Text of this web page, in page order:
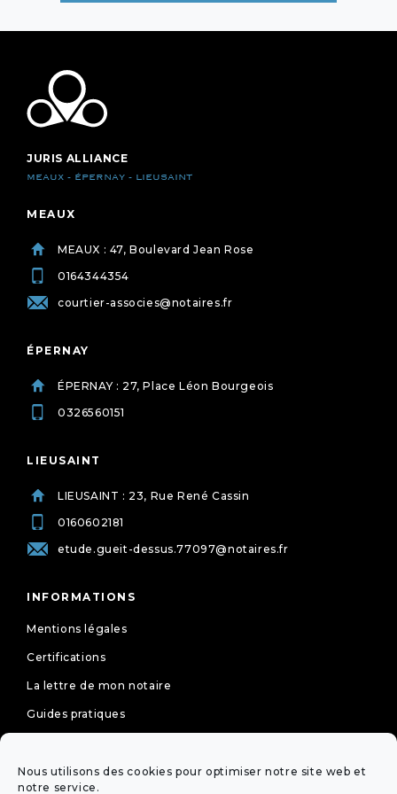
Nous utilisons des cookies pour optimiser notre site web et
notre service.
JURIS ALLIANCE
MEAUX - ÉPERNAY - LIEUSAINT
MEAUX
MEAUX : 47, Boulevard Jean Rose
0164344354
courtier-associes@notaires.fr
ÉPERNAY
ÉPERNAY : 27, Place Léon Bourgeois
0326560151
LIEUSAINT
LIEUSAINT : 23, Rue René Cassin
0160602181
etude.gueit-dessus.77097@notaires.fr
INFORMATIONS
Mentions légales
Certifications
La lettre de mon notaire
Guides pratiques
Politique de cookies (UE)